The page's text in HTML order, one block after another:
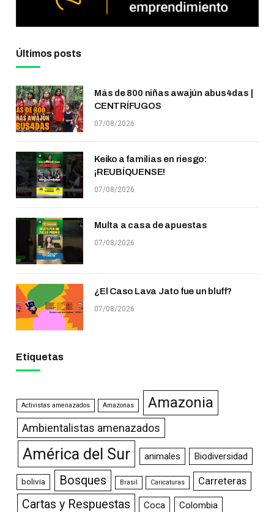
Últimos posts
Más de 800 niñas awajún abus4das |
CENTRÍFUGOS
07/08/2026
Keiko a familias en riesgo:
¡REUBÍQUENSE!
07/08/2026
Multa a casa de apuestas
07/08/2026
¿El Caso Lava Jato fue un bluff?
07/08/2026
Etiquetas
Activistas amenazados Amazonas Amazonia
Ambientalistas amenazados
América del Sur animales Biodiversidad
bolivia Bosques Brasil Caricaturas Carreteras
Cartas y Respuestas Coca Colombia